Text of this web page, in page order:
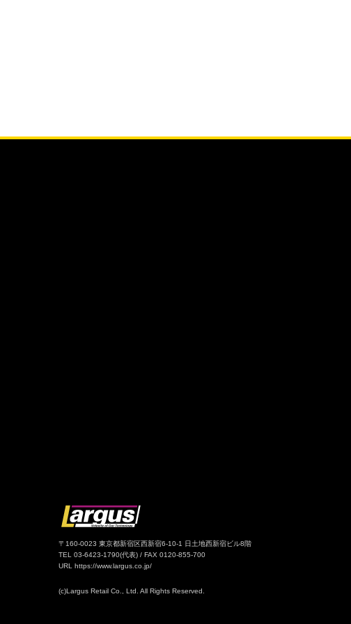
〒160-0023 東京都新宿区西新宿6-10-1 日土地西新宿ビル8階
TEL 03-6423-1790(代表) / FAX 0120-855-700
URL https://www.largus.co.jp/
(c)Largus Retail Co., Ltd. All Rights Reserved.